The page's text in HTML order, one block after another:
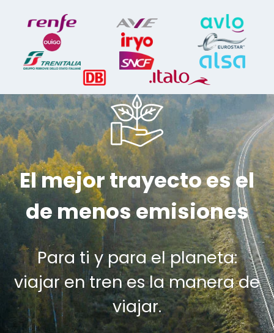
El mejor trayecto es el
de menos emisiones
Para ti y para el planeta:
viajar en tren es la manera de
viajar.